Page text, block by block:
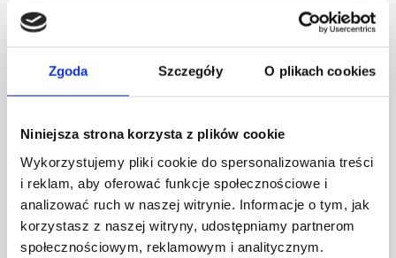
Zgoda Szczegóły O plikach cookies
Niniejsza strona korzysta z plików cookie
Wykorzystujemy pliki cookie do spersonalizowania treści
i reklam, aby oferować funkcje społecznościowe i
analizować ruch w naszej witrynie. Informacje o tym, jak
korzystasz z naszej witryny, udostępniamy partnerom
społecznościowym, reklamowym i analitycznym.